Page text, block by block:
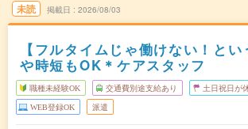
未読 掲載日 2026/08/03
【フルタイムじゃ働けない！と
や時短もOK＊ケアスタッフ
職種未経験OK 交通費別途支給あり 土日祝日が
WEB登録OK 派遣